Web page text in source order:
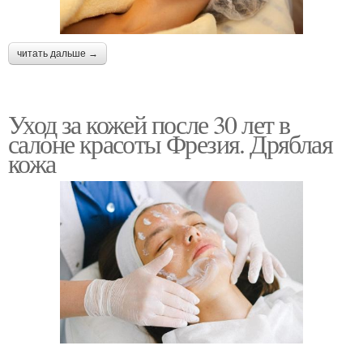
читать дальше →
Уход за кожей после 30 лет в
салоне красоты Фрезия. Дряблая
кожа